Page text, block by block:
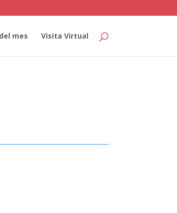
mes Visita Virtual